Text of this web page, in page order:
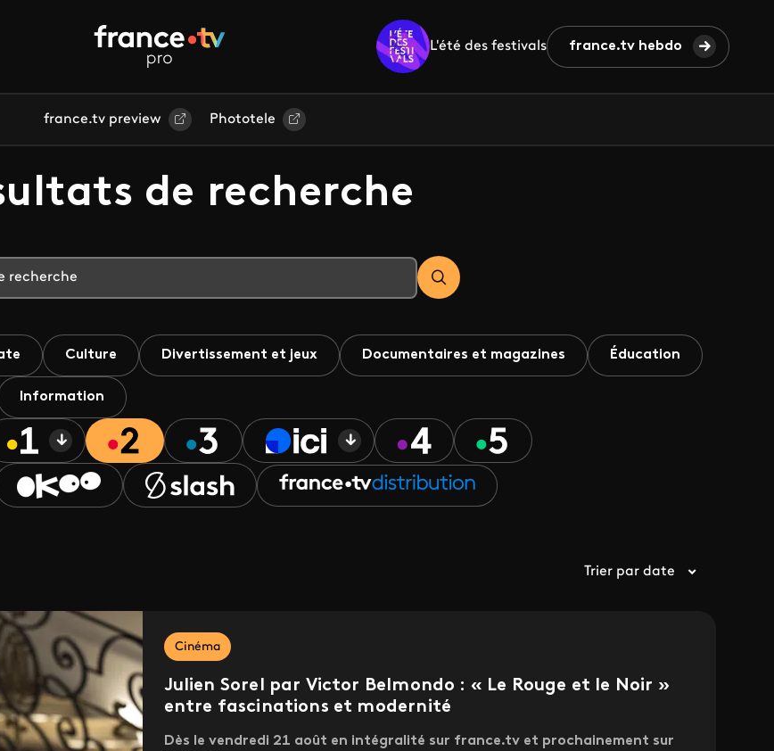
L'été des festivals france.tv hebdo
france.tv preview Phototele
de recherche
Culture Divertissement et jeux Documentaires et magazines Éducation
Information
Trier par date
Cinéma
Julien Sorel par Victor Belmondo : « Le Rouge et le Noir »
entre fascinations et modernité
Dès le vendredi 21 août en intégralité sur france.tv et prochainement sur